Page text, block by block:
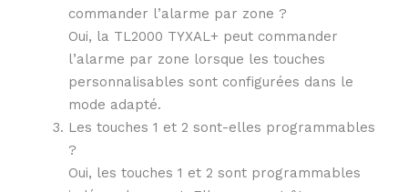
commander l’alarme par zone ?
Oui, la TL2000 TYXAL+ peut commander
l’alarme par zone lorsque les touches
personnalisables sont configurées dans le
mode adapté.
Les touches 1 et 2 sont-elles programmables
?
Oui, les touches 1 et 2 sont programmables